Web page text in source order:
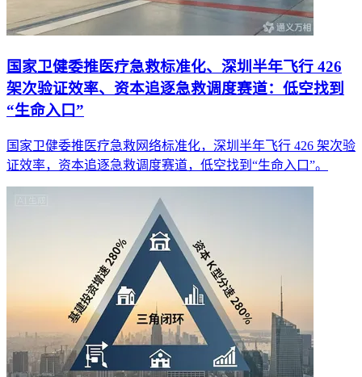
国家卫健委推医疗急救标准化、深圳半年飞行 426
架次验证效率、资本追逐急救调度赛道：低空找到
“生命入口”
国家卫健委推医疗急救网络标准化，深圳半年飞行 426 架次验
证效率，资本追逐急救调度赛道，低空找到“生命入口”。